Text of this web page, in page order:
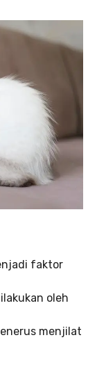
faktor
oleh
menjilat